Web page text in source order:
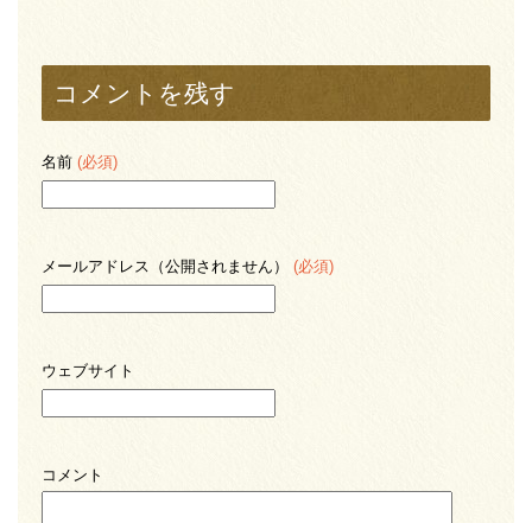
コメントを残す
名前 (必須)
メールアドレス（公開されません） (必須)
ウェブサイト
コメント